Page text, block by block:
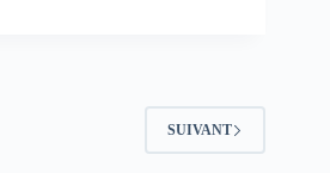
SUIVANT